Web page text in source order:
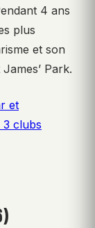
4 ans
plus
et son
Park.
et
3 clubs